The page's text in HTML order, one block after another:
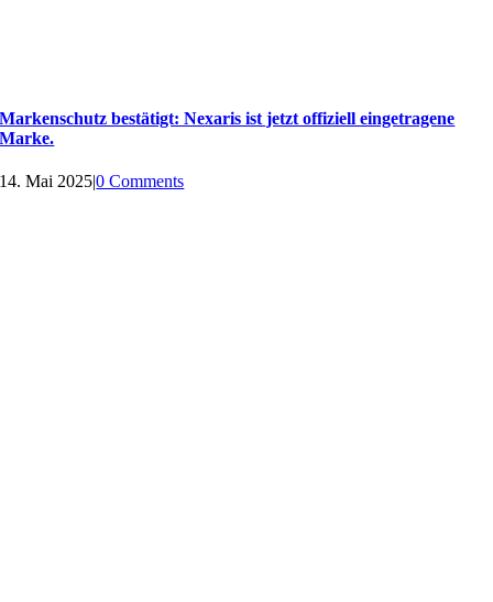
Markenschutz bestätigt: Nexaris ist jetzt offiziell eingetragene
Marke.
14. Mai 2025|0 Comments